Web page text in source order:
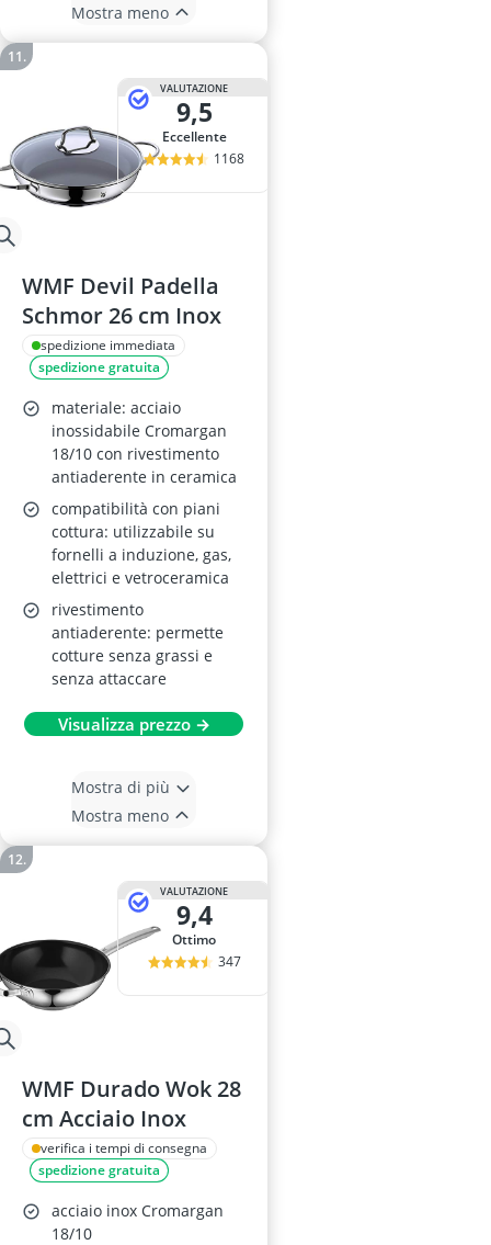
Mostra meno
VALUTAZIONE
9,5
Eccellente
1168
WMF Devil Padella
Schmor 26 cm Inox
spedizione immediata
spedizione gratuita
materiale: acciaio
inossidabile Cromargan
18/10 con rivestimento
antiaderente in ceramica
compatibilità con piani
cottura: utilizzabile su
fornelli a induzione, gas,
elettrici e vetroceramica
rivestimento
antiaderente: permette
cotture senza grassi e
senza attaccare
Visualizza prezzo →
Mostra di più
Mostra meno
VALUTAZIONE
9,4
Ottimo
347
WMF Durado Wok 28
cm Acciaio Inox
verifica i tempi di consegna
spedizione gratuita
acciaio inox Cromargan
18/10